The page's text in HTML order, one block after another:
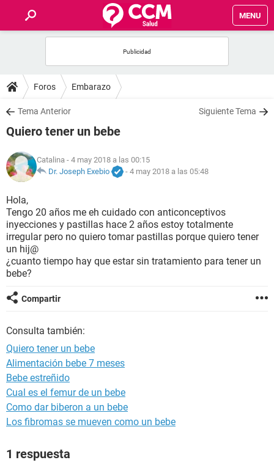
MENU
FOROS
SALUD
FAMILIA
NUTRICIÓN
BIENESTAR
SEXUALIDAD
GLOSARIO
Foros Embarazo
Tema Anterior Siguiente Tema
Quiero tener un bebe
Catalina - 4 may 2018 a las 00:15
Dr. Joseph Exebio
- 4 may 2018 a las 05:48
Hola,
Tengo 20 años me eh cuidado con anticonceptivos
inyecciones y pastillas hace 2 años estoy totalmente
irregular pero no quiero tomar pastillas porque quiero tener
un hij@
¿cuanto tiempo hay que estar sin tratamiento para tener un
bebe?
Compartir
Consulta también:
Quiero tener un bebe
Alimentación bebe 7 meses
Bebe estreñido
Cual es el femur de un bebe
Como dar biberon a un bebe
Los fibromas se mueven como un bebe
1 respuesta